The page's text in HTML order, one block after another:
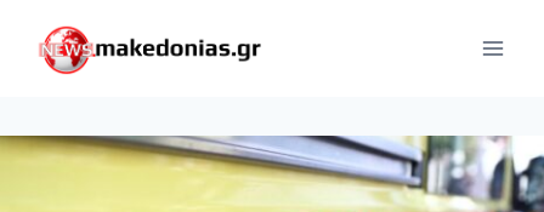
content